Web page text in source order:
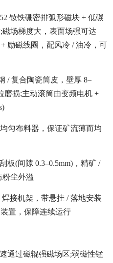
钕铁硼密排弧形磁块 + 低碳
场梯度大，表面场强可达
励磁线圈，配风冷 / 油冷，可
/ 复合陶瓷筒皮，壁厚 8–
磨损;主动滚筒由变频电机 +
匀布料器，保证矿流薄而均
板(间隙 0.3–0.5mm)，精矿 /
粉尘外溢
接机架，带悬挂 / 落地安装
置，保障连续运行
通过磁辊强磁场区;弱磁性锰